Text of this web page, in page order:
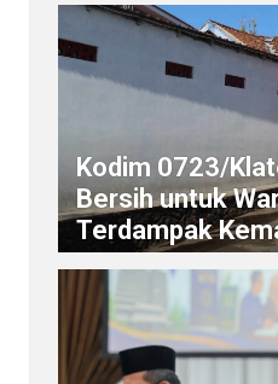
Kodim 0723/
Bersih untuk
Terdampak